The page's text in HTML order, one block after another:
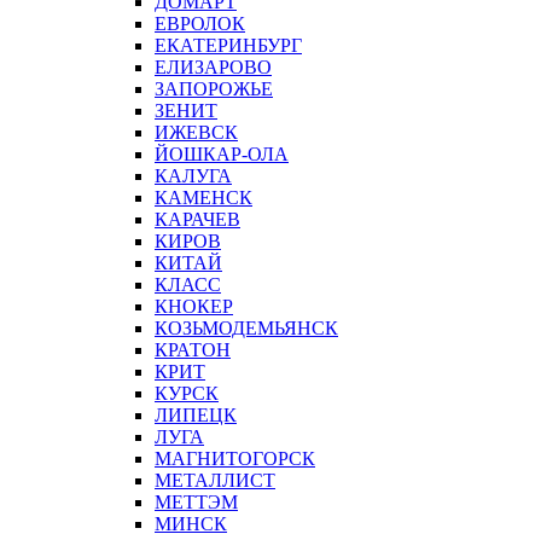
ЕВРОЛОК
ЕКАТЕРИНБУРГ
ЕЛИЗАРОВО
ЗАПОРОЖЬЕ
ЗЕНИТ
ИЖЕВСК
ЙОШКАР-ОЛА
КАЛУГА
КАМЕНСК
КАРАЧЕВ
КИРОВ
КИТАЙ
КЛАСС
КНОКЕР
КОЗЬМОДЕМЬЯНСК
КРАТОН
КРИТ
КУРСК
ЛИПЕЦК
ЛУГА
МАГНИТОГОРСК
МЕТАЛЛИСТ
МЕТТЭМ
МИНСК